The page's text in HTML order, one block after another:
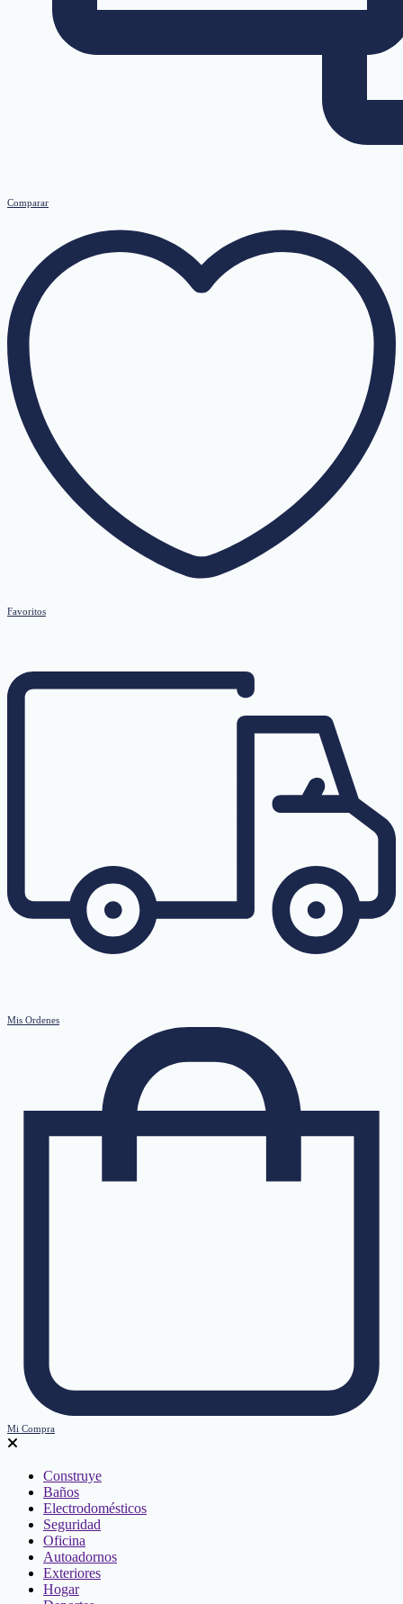
Comparar
Favoritos
Mis Ordenes
Mi Compra
Construye
Baños
Electrodomésticos
Seguridad
Oficina
Autoadornos
Exteriores
Hogar